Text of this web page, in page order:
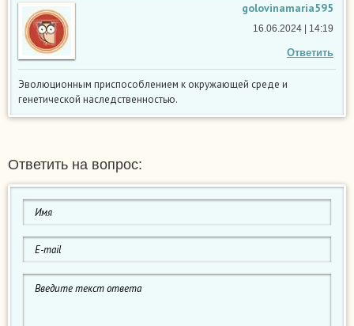
golovinamaria595
Ответить
16.06.2024 | 14:19
Эволюционным приспособлением к окружающей среде и
генетической наследственностью.
Ответить на вопрос: